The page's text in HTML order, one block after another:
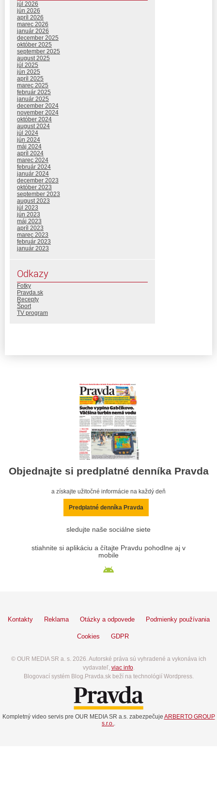
júl 2026
jún 2026
apríl 2026
marec 2026
január 2026
december 2025
október 2025
september 2025
august 2025
júl 2025
jún 2025
apríl 2025
marec 2025
február 2025
január 2025
december 2024
november 2024
október 2024
august 2024
júl 2024
jún 2024
máj 2024
apríl 2024
marec 2024
február 2024
január 2024
december 2023
október 2023
september 2023
august 2023
júl 2023
jún 2023
máj 2023
apríl 2023
marec 2023
február 2023
január 2023
Odkazy
Fotky
Pravda.sk
Recepty
Šport
TV program
Objednajte si predplatné denníka Pravda
a získajte užitočné informácie na každý deň
Predplatné denníka Pravda
sledujte naše sociálne siete
stiahnite si aplikáciu a čítajte Pravdu pohodlne aj v
mobile
Kontakty Reklama Otázky a odpovede Podmienky používania
Cookies GDPR
© OUR MEDIA SR a. s. 2026. Autorské práva sú vyhradené a vykonáva ich
vydavateľ, viac info.
Blogovací systém Blog.Pravda.sk beží na technológií Wordpress.
Kompletný video servis pre OUR MEDIA SR a.s. zabezpečuje ARBERTO GROUP
s.r.o.